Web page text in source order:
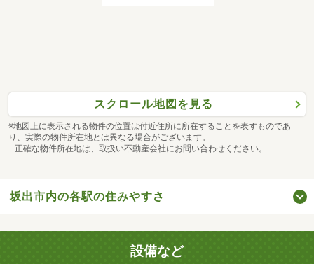
スクロール地図を見る
※地図上に表示される物件の位置は付近住所に所在することを表すものであ
り、実際の物件所在地とは異なる場合がございます。
正確な物件所在地は、取扱い不動産会社にお問い合わせください。
坂出市内の各駅の住みやすさ
設備など